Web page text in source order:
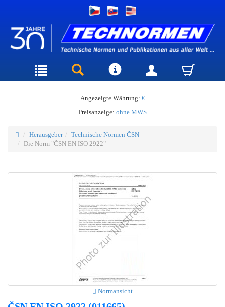
Angezeigte Währung: €
Preisanzeige: ohne MWS
Herausgeber
Technische Normen ČSN
Die Norm "ČSN EN ISO 2922"
Normansicht